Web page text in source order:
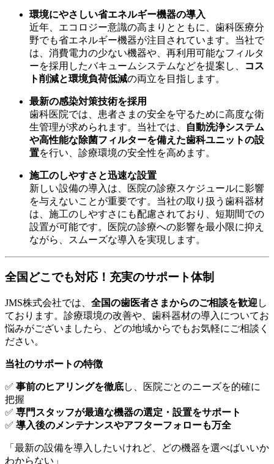
環境にやさしい省エネルギー機器の導入
近年、エコロジー意識の高まりとともに、歯科医療分
野でも省エネルギー機器が注目されています。当社で
は、消費電力の少ない機器や、再利用可能なフィルタ
ーを採用したバキュームシステムなどを提案し、
コス
ト削減と環境負荷低減の両立を目指します。
最新の感染対策技術を採用
歯科医院では、患者さまの安全を守るために高度な衛
生管理が求められます。当社では、
自動洗浄システム
や高性能な除菌フィルターを備えた歯科ユニットの設
置を行い、診療環境の安全性を高めます。
施工のしやすさと迅速な設置
新しい設備の導入は、医院の診療スケジュールに影響
を与えないことが重要です。当社の取り扱う歯科器材
は、施工のしやすさにも配慮されており、短期間での
設置が可能です。医院の診療への影響を最小限に抑え
ながら、スムーズな導入を実現します。
全国どこでも対応！充実のサポート体制
JMS株式会社では、 全国の歯医者さまからのご相談を歓迎 し
ております。診療環境の改善や、歯科器材の導入についてお
悩みがございましたら、どの地域からでもお気軽にご相談く
ださい。
当社のサポートの特徴
✅ 事前のヒアリングを徹底し、医院ごとのニーズを的確に
把握
✅ 専門スタッフが最適な機器の選定・設置をサポート
✅ 導入後のメンテナンスやアフターフォローも万全
「最新の設備を導入したいけれど、どの機器を選べばいいか
わからない」